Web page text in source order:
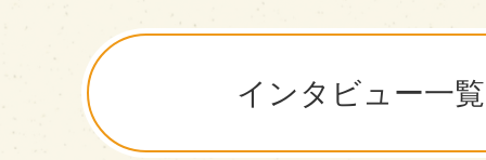
インタビュー一